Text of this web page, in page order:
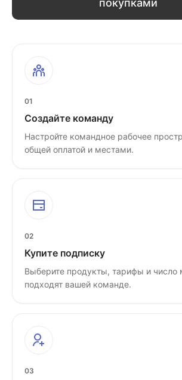
покупками
01
Создайте команду
Настройте командное рабочее
общей оплатой и местами.
02
Купите подписку
Выберите продукты, тарифы и число
подходят вашей команде.
03